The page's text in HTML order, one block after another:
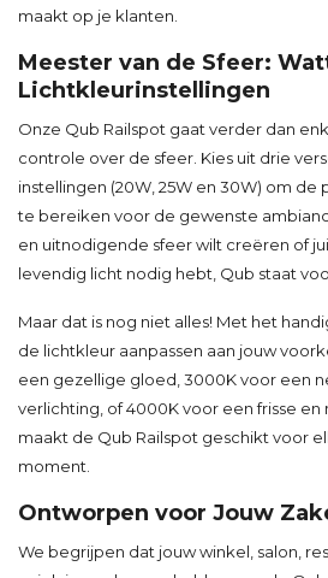
maakt op je klanten.
Meester van de Sfeer:
Lichtkleurinstellingen
Onze Qub Railspot gaat verder dan
controle over de sfeer. Kies uit drie
instellingen (20W, 25W en 30W) om
te bereiken voor de gewenste
en uitnodigende sfeer wilt creëren of
levendig licht nodig hebt, Qub staat
Maar dat is nog niet alles! Met het
de lichtkleur aanpassen aan jouw
een gezellige gloed, 3000K voor een
verlichting, of 4000K voor een frisse
maakt de Qub Railspot geschikt voor
moment.
Ontworpen voor Jouw
We begrijpen dat jouw winkel, salon,